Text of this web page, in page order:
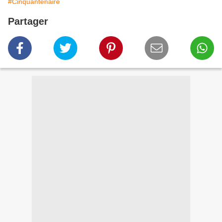
Partager